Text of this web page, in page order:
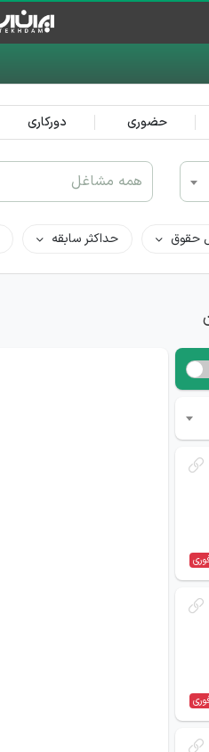
حضوری دورکاری
همه مشاغل
حقوق حداکثر سابقه